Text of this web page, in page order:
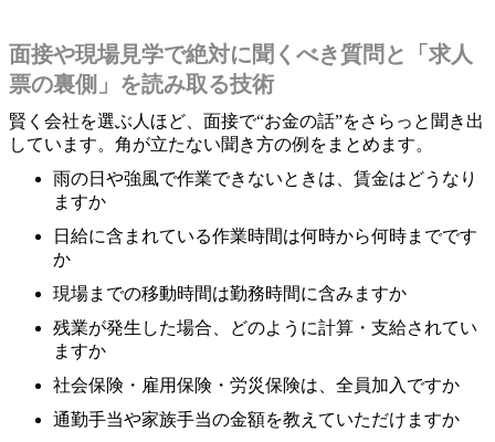
面接や現場見学で絶対に聞くべき質問と「求人
票の裏側」を読み取る技術
賢く会社を選ぶ人ほど、面接で“お金の話”をさらっと聞き出
しています。角が立たない聞き方の例をまとめます。
雨の日や強風で作業できないときは、賃金はどうなり
ますか
日給に含まれている作業時間は何時から何時までです
か
現場までの移動時間は勤務時間に含みますか
残業が発生した場合、どのように計算・支給されてい
ますか
社会保険・雇用保険・労災保険は、全員加入ですか
通勤手当や家族手当の金額を教えていただけますか